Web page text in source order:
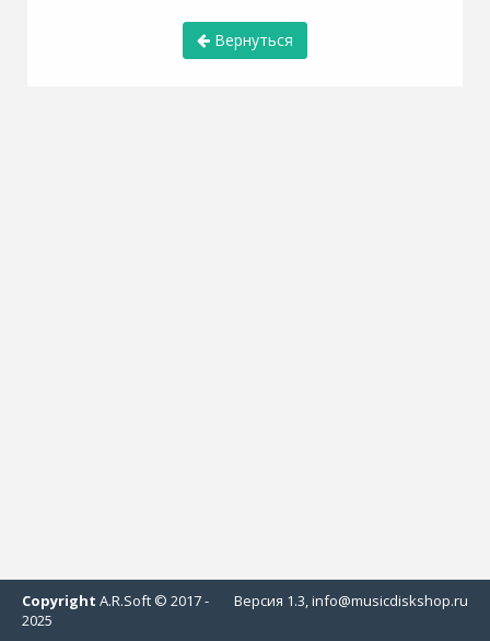
Вернуться
Версия 1.3, info@musicdiskshop.ru
Copyright A.R.Soft © 2017 -
2025